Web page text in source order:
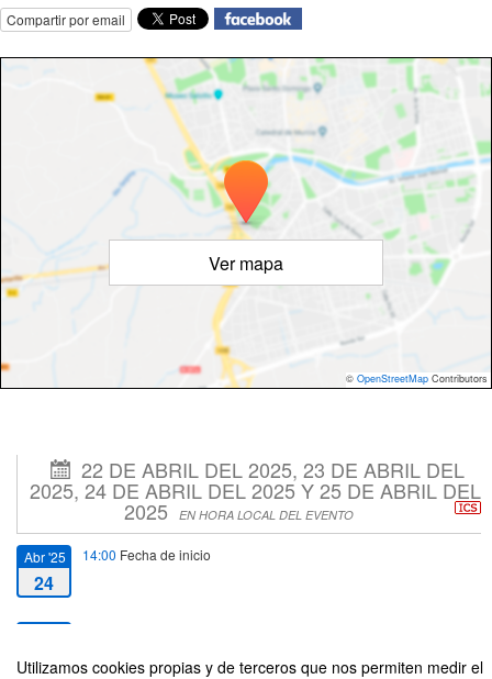
Utilizamos cookies propias y de terceros que nos permiten medir el
Compartir por email
Ver mapa
© OpenStreetMap Contributors
22 DE ABRIL DEL 2025, 23 DE ABRIL DEL
2025, 24 DE ABRIL DEL 2025 Y 25 DE ABRIL DEL
2025 EN HORA LOCAL DEL EVENTO
Abr '25
24
14:00 Fecha de inicio
25